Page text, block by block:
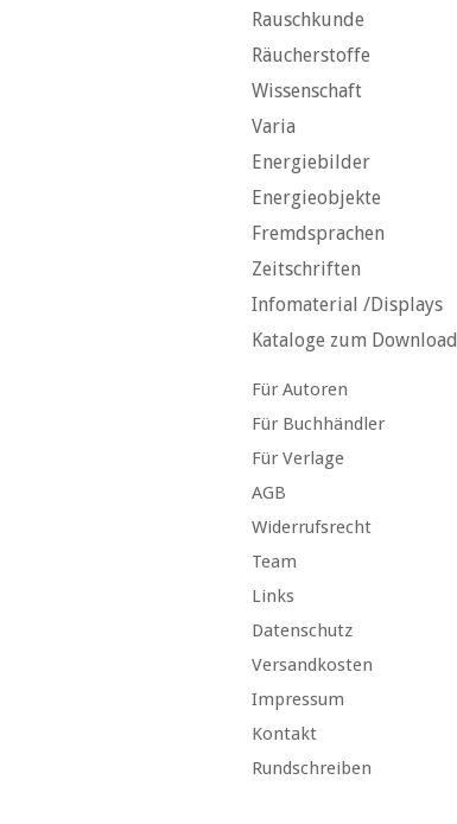
Rauschkunde
Räucherstoffe
Wissenschaft
Varia
Energiebilder
Energieobjekte
Fremdsprachen
Zeitschriften
Infomaterial /Displays
Kataloge zum Download
Für Autoren
Für Buchhändler
Für Verlage
AGB
Widerrufsrecht
Team
Links
Datenschutz
Versandkosten
Impressum
Kontakt
Rundschreiben